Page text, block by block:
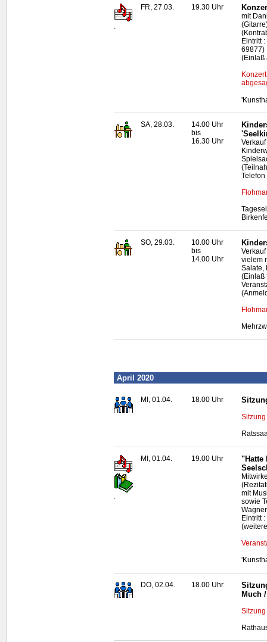
.
FR, 27.03. 19.30 Uhr
mit
Eintritt
69877)
(Einlaß
SA, 28.03.
14.00 Uhr
bis
16.30 Uhr
SO, 29.03.
10.00 Uhr
bis
14.00 Uhr
vielem
Salate,
(Einlaß
April 2020
MI, 01.04. 18.00 Uhr
.
MI, 01.04. 19.00 Uhr
"Hatte
mit
sowie
Eintritt
DO, 02.04. 18.00 Uhr
Much